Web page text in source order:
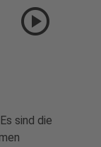
play_circle
sind die